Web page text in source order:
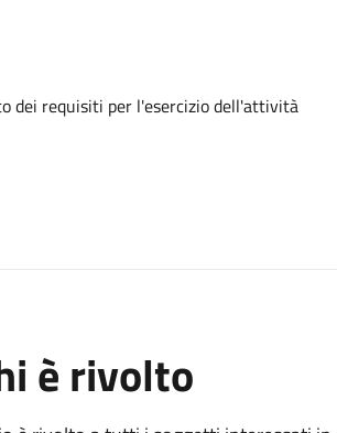
dei requisiti per l'esercizio dell'attività
è rivolto